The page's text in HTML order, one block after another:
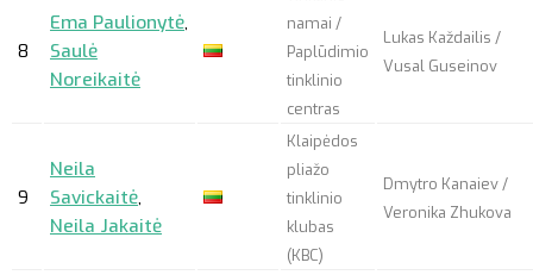
8
Ema Paulionytė,
Saulė
Noreikaitė
namai /
Paplūdimio
tinklinio
centras
Lukas Každailis /
Vusal Guseinov
9
Neila
Savickaitė,
Neila Jakaitė
Klaipėdos
pliažo
tinklinio
klubas
(KBC)
Dmytro Kanaiev /
Veronika Zhukova